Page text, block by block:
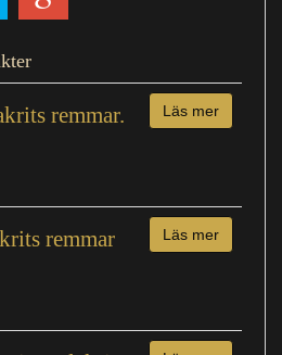
remmar. Läs mer
remmar Läs mer